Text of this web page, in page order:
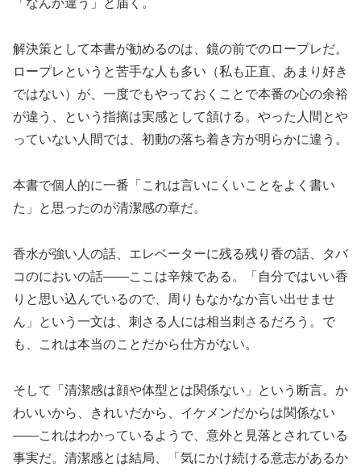
「なんか違う」と届く。
解決策として本書が勧めるのは、鏡の前でのロープレだ。
ロープレというと苦手な人も多い（私も正直、あまり好き
ではない）が、一度でもやっておくことで本番の心の余裕
が違う、という指摘は実感として頷ける。やった人間とや
っていない人間では、初動の落ち着き方が明らかに違う。
本書で個人的に一番「これは言いにくいことをよく書い
た」と思ったのが清潔感の章だ。
香水が強い人の話、エレベーターに残る残り香の話、タバ
コのにおいの話——ここは辛辣である。「自分ではいい香
りと思い込んでいるので、周りもなかなか言い出せませ
ん」という一文は、刺さる人には相当刺さるだろう。で
も、これは本当のことだから仕方がない。
そして「清潔感は顔や体型とは関係ない」という断言。か
わいいから、きれいだから、イケメンだからは関係ない
——これはわかっているようで、意外と見落とされている
事実だ。清潔感とは結局、「気にかけ続ける意志があるか